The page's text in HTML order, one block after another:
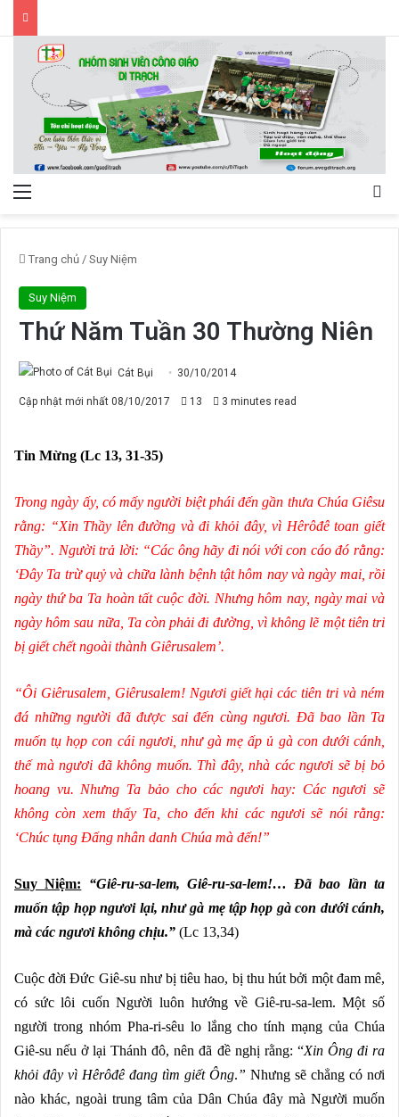
Menu
Trang chủ / Suy Niệm
Suy Niệm
Thứ Năm Tuần 30 Thường Niên
Cát Bụi 30/10/2014
Cập nhật mới nhất 08/10/2017 13 3 minutes read
Tin Mừng (Lc 13, 31-35)
Trong ngày ấy, có mấy người biệt phái đến gần thưa Chúa Giêsu
rằng: “Xin Thầy lên đường và đi khỏi đây, vì Hêrôđê toan giết
Thầy”. Người trả lời: “Các ông hãy đi nói với con cáo đó rằng:
‘Đây Ta trừ quỷ và chữa lành bệnh tật hôm nay và ngày mai, rồi
ngày thứ ba Ta hoàn tất cuộc đời. Nhưng hôm nay, ngày mai và
ngày hôm sau nữa, Ta còn phải đi đường, vì không lẽ một tiên tri
bị giết chết ngoài thành Giêrusalem’.
“Ôi Giêrusalem, Giêrusalem! Ngươi giết hại các tiên tri và ném
đá những người đã được sai đến cùng ngươi. Đã bao lần Ta
muốn tụ họp con cái ngươi, như gà mẹ ấp ủ gà con dưới cánh,
thế mà ngươi đã không muốn. Thì đây, nhà các ngươi sẽ bị bỏ
hoang vu. Nhưng Ta bảo cho các ngươi hay: Các ngươi sẽ
không còn xem thấy Ta, cho đến khi các ngươi sẽ nói rằng:
‘Chúc tụng Đấng nhân danh Chúa mà đến!”
Suy Niệm:
“Giê-ru-sa-lem, Giê-ru-sa-lem!… Đã bao lần ta
muốn tập họp ngươi lại, như gà mẹ tập họp gà con dưới cánh,
mà các ngươi không chịu.” (Lc 13,34)
Cuộc đời Đức Giê-su như bị tiêu hao, bị thu hút bởi một đam mê,
có sức lôi cuốn Người luôn hướng về Giê-ru-sa-lem. Một số
người trong nhóm Pha-ri-sêu lo lắng cho tính mạng của Chúa
Giê-su nếu ở lại Thánh đô, nên đã đề nghị rằng: “Xin Ông đi ra
khỏi đây vì Hêrôđê đang tìm giết Ông.” Nhưng sẽ chẳng có nơi
nào khác, ngoài trung tâm của Dân Chúa đây mà Người muốn